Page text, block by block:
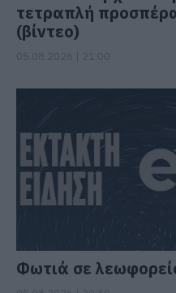
τετραπλή
(βίντεο)
Φωτιά σε